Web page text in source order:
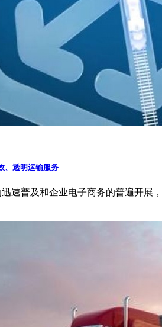
、透明运输服务
速普及和企业电子商务的普遍开展